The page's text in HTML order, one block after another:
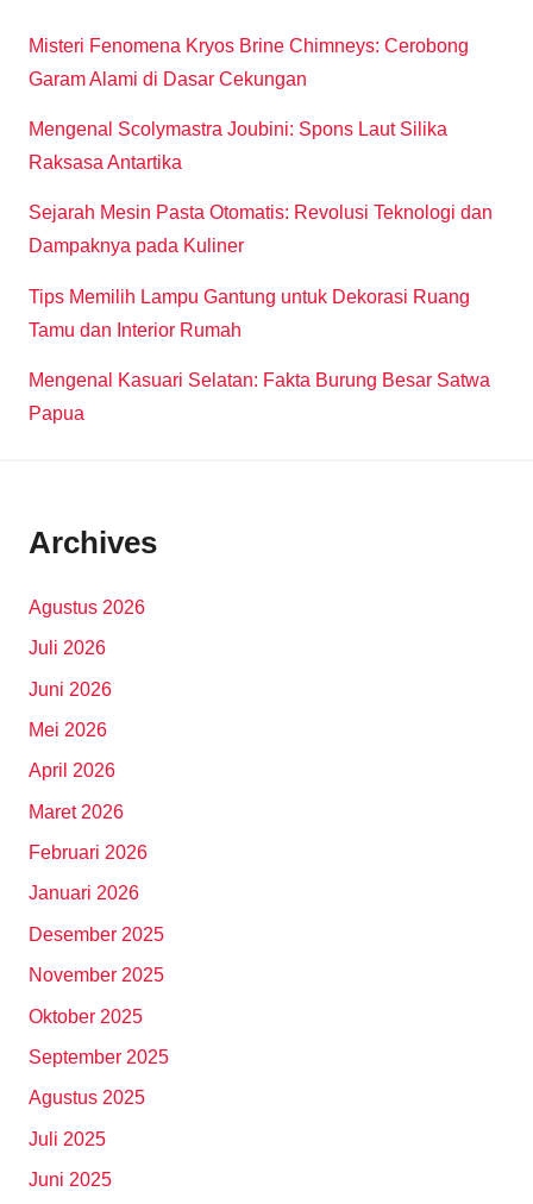
Misteri Fenomena Kryos Brine Chimneys: Cerobong
Garam Alami di Dasar Cekungan
Mengenal Scolymastra Joubini: Spons Laut Silika
Raksasa Antartika
Sejarah Mesin Pasta Otomatis: Revolusi Teknologi dan
Dampaknya pada Kuliner
Tips Memilih Lampu Gantung untuk Dekorasi Ruang
Tamu dan Interior Rumah
Mengenal Kasuari Selatan: Fakta Burung Besar Satwa
Papua
Archives
Agustus 2026
Juli 2026
Juni 2026
Mei 2026
April 2026
Maret 2026
Februari 2026
Januari 2026
Desember 2025
November 2025
Oktober 2025
September 2025
Agustus 2025
Juli 2025
Juni 2025